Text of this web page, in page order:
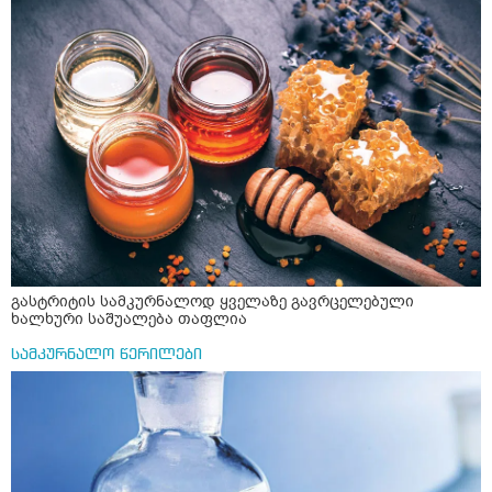
წავიკითხე რომ კურკუმას თუ დავასხამთ მდუღარე
წყალს, ის დაკარგავსო სასარგებლო თვისებებს, ასევე
წავიკითხე რომ თუ არ ადუღდა კურკუმა წყალში, მაშინ
შეიცავო დიდი ოდენობით ოქსალატებს და თირკმელში
გააჩენსო კენჭებს. ზუსტად ვერ გავიგე როგორ
მოვამზადო უსაფრთხოდ. 2) მეორე ვარიანტი
მაინტერესებს რძესთან ერთად მიღება: რძეში ჩავყარო
ერთი სუფრის კოვზის მეოთხედი ფხვნილი კურკუმა და
ჩავყარო ცოტა შავი პილპილი და ავადუღო თუ ჯერ რძე
ავადუღო, ცოტა გათბეს და მერე ჩავყარო კურკუმა? და
საღამოს ვახშამზე რომ მივიღო თუ შეიძლება? P.S მიზანი
არის ანთების საწინააღმდეგო,ანტიოქსიდანტური და
დამამშვიდებელი( მშვიდი ძილისთვის)
გასტრიტის სამკურნალოდ ყველაზე გავრცელებული
ხალხური საშუალება თაფლია
სამკურნალო წერილები